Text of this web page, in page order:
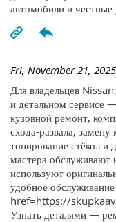
автомобили и честные
Fri, November 21,
Для владельцев
и детальном сервисе
кузовной ремонт,
схода-развала,
тонирование стёкол и
мастера обслуживают
используют
удобное
href=https://
Узнать деталями —